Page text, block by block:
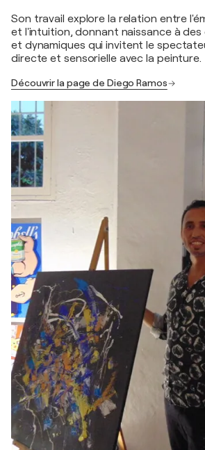
Son travail explore la relation entre
et l'intuition, donnant naissance à
et dynamiques qui invitent le
directe et sensorielle avec la peinture.
Découvrir la page de Diego Ramos